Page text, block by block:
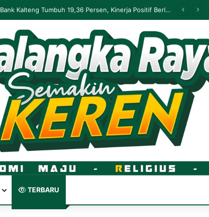
Palangka Raya Perluas Digitalisasi Perlindungan Sosial, Perkuat Akurasi Data dan Penyaluran Bansos
TERBARU